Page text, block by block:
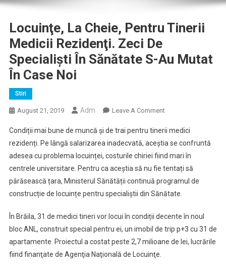
Locuinţe, La Cheie, Pentru Tinerii
Medicii Rezidenţi. Zeci De
Specialişti În Sănătate S-Au Mutat
În Case Noi
Stiri
August 21, 2019 Adm Leave A CommentOn
La
Cheie,
Pentru
Tinerii
Medicii
Rezidenţi.
De
Specialişti
Condiții mai bune de muncă și de trai pentru tinerii medici
rezidenți. Pe lângă salarizarea inadecvată, aceștia se confruntă
adesea cu problema locuinței, costurile chiriei fiind mari în
centrele universitare. Pentru ca aceștia să nu fie tentați să
părăsească țara, Ministerul Sănătății continuă programul de
construcție de locuințe pentru specialiștii din Sănătate.
În Brăila, 31 de medici tineri vor locui în condiții decente în noul
bloc ANL, construit special pentru ei, un imobil de trip p+3 cu 31 de
apartamente. Proiectul a costat peste 2,7 milioane de lei, lucrările
fiind finanţate de Agenţia Naţională de Locuinţe.